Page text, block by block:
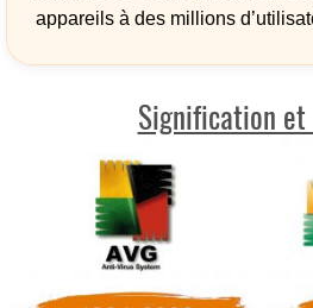
appareils à des millions
Signification